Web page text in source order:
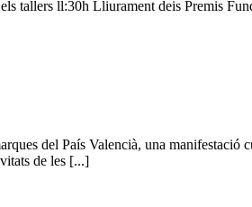
tallers ll:30h Lliurament deis Premis
del País Valencià, una
de les [...]